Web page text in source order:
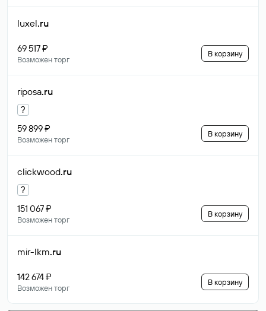
luxel.ru
69 517 ₽
Возможен торг
В корзину
riposa.ru
?
59 899 ₽
Возможен торг
В корзину
clickwood.ru
?
151 067 ₽
Возможен торг
В корзину
mir-lkm.ru
142 674 ₽
Возможен торг
В корзину